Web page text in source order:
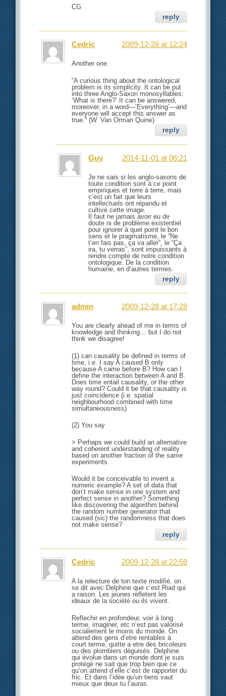
CG
reply
Cedric 2009-12-28 at 12:24
Another one.
“A curious thing about the ontological
problem is its simplicity. It can be put
into three Anglo-Saxon monosyllables:
‘What is there?’ It can be answered,
moreover, in a word—’Everything’—and
everyone will accept this answer as
true.” (W. Van Orman Quine)
reply
Guy 2014-11-01 at 06:21
Je ne sais si les anglo-saxons de
toute condition sont à ce point
empiriques et terre à terre, mais
c’est un fait que leurs
intellectuels ont répandu et
cultivé cette image.
Il faut ne jamais avoir eu de
doute ni de problème existentiel
pour ignorer à quel point le bon
sens et le pragmatisme, le “Ne
t’en fais pas, ça va aller”, le “Ça
ira, tu verras”, sont impuissants à
rendre compte de notre condition
ontologique. De la condition
humaine, en d’autres termes.
reply
admin 2009-12-28 at 17:28
You are clearly ahead of me in terms of
knowledge and thinking… but I do not
think we disagree!
(1) can causality be defined in terms of
time, i.e. I say A caused B only
because A came before B? How can I
define the interaction between A and B.
Does time entail causality, or the other
way round? Could it be that causality is
just coincidence (i.e. spatial
neighbourhood combined with time
simultaneousness)
(2) You say
> Perhaps we could build an alternative
and coherent understanding of reality
based on another fraction of the same
experiments
Would it be conceivable to invent a
numeric example? A set of data that
don’t make sense in one system and
perfect sense in another? Something
like discovering the algorithm behind
the random number generator that
caused (sic) the randomness that does
not make sense?
reply
Cedric 2009-12-28 at 22:58
A la relecture de ton texte modifié, on
se dit avec Delphine que c’est Riad qui
a raison. Les jeunes refletent les
ideaux de la société ou ils vivent.
Reflechir en profondeur, voir à long
terme, imaginer, etc n’est pas valorisé
socialement le moins du monde. On
attend des gens d’etre rentables à
court terme, quitte a etre des bricoleurs
ou des plombiers déguisés. Delphine
qui évolue dans un monde dont je suis
protégé ne sait que trop bien que ce
qu’on attend d’elle c’est de rapporter du
fric. Et dans l’idée qu’un tiens vaut
mieux que deux tu l’auras.